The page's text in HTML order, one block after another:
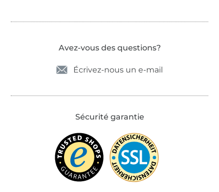
Avez-vous des questions?
Écrivez-nous un e-mail
Sécurité garantie